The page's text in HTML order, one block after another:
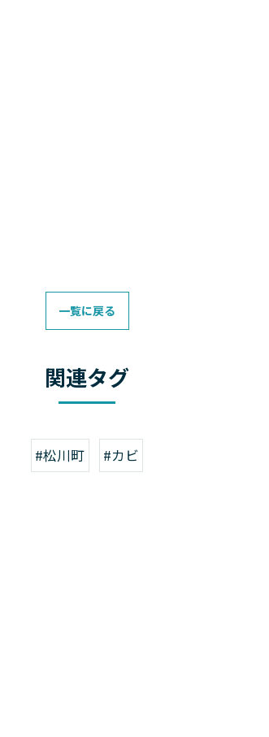
一覧に戻る
関連タグ
#松川町 #カビ